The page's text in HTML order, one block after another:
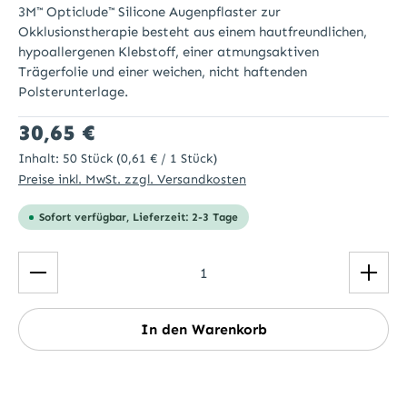
3M™ Opticlude™ Silicone Augenpflaster zur
Okklusionstherapie besteht aus einem hautfreundlichen,
hypoallergenen Klebstoff, einer atmungsaktiven
Trägerfolie und einer weichen, nicht haftenden
Polsterunterlage.
Regulärer Preis:
30,65 €
Inhalt: 50 Stück (0,61 € / 1 Stück)
Preise inkl. MwSt. zzgl. Versandkosten
Sofort verfügbar, Lieferzeit: 2-3 Tage
Produkt Anzahl: Gib den gewünschten Wert ein
In den Warenkorb